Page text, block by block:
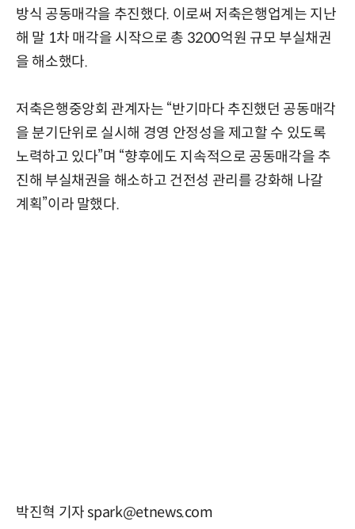
방식 공동매각을 추진했다. 이로써 저축은행업계는 지난
해 말 1차 매각을 시작으로 총 3200억원 규모 부실채권
을 해소했다.
저축은행중앙회 관계자는 “반기마다 추진했던 공동매각
을 분기단위로 실시해 경영 안정성을 제고할 수 있도록
노력하고 있다”며 “향후에도 지속적으로 공동매각을 추
진해 부실채권을 해소하고 건전성 관리를 강화해 나갈
계획”이라 말했다.
박진혁 기자 spark@etnews.com